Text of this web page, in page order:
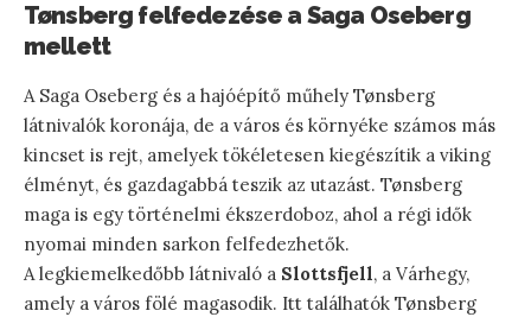
Tønsberg felfedezése a Saga Oseberg
mellett
A Saga Oseberg és a hajóépítő műhely Tønsberg
látnivalók koronája, de a város és környéke számos más
kincset is rejt, amelyek tökéletesen kiegészítik a viking
élményt, és gazdagabbá teszik az utazást. Tønsberg
maga is egy történelmi ékszerdoboz, ahol a régi idők
nyomai minden sarkon felfedezhetők.
A legkiemelkedőbb látnivaló a Slottsfjell, a Várhegy,
amely a város fölé magasodik. Itt találhatók Tønsberg